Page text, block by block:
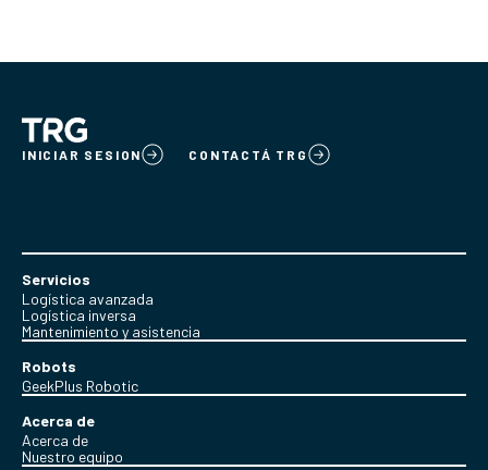
INICIAR SESION CONTACTÁ TRG
Servicios
Logística avanzada
Logística inversa
Mantenimiento y asistencia
Robots
GeekPlus Robotic
Acerca de
Acerca de
Nuestro equipo